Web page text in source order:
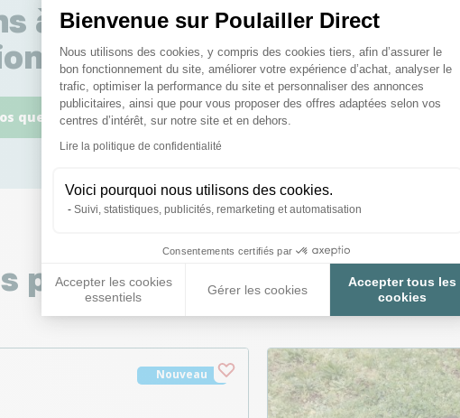
Bienvenue sur Poulailler Direct
Plateforme de Gestion du
Nous utilisons des cookies, y compris des cookies tiers, afin d’assurer le
bon fonctionnement du site, améliorer votre expérience d’achat, analyser le
trafic, optimiser la performance du site et personnaliser des annonces
publicitaires, ainsi que pour vous proposer des offres adaptées selon vos
centres d’intérêt, sur notre site et en dehors.
Lire la politique de confidentialité
Voici pourquoi nous utilisons des cookies.
Suivi, statistiques, publicités, remarketing et automatisation
Consentements certifiés par
Accepter les cookies
essentiels
Gérer les cookies
Accepter tous les
cookies
Axeptio consent
à toutes vos
;)
questions
produits peuvent vous
Nouveau